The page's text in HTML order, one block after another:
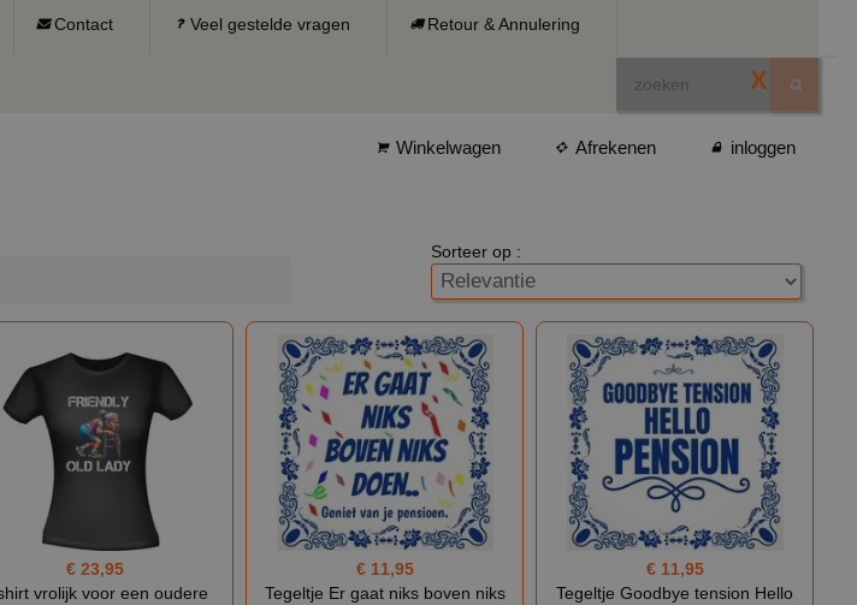
Contact Veel gestelde vragen Retour & Annulering
X
Winkelwagen Afrekenen inloggen
Sorteer op :
€ 23,95
vrolijk voor een oudere
€ 11,95
Tegeltje Er gaat niks boven niks
€ 11,95
Tegeltje Goodbye tension Hello